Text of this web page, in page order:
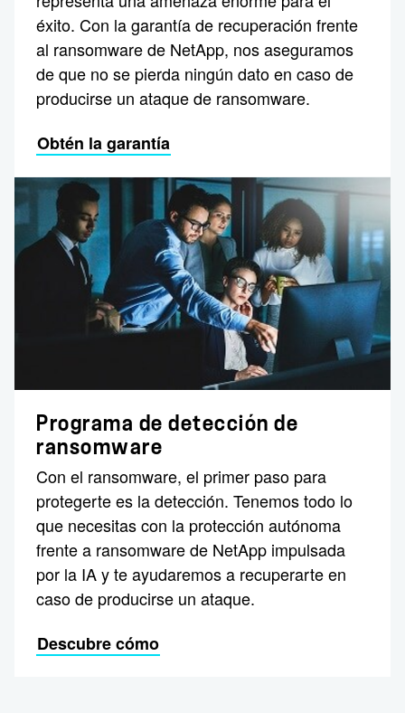
éxito. Con la garantía de recuperación frente
al ransomware de NetApp, nos aseguramos
de que no se pierda ningún dato en caso de
producirse un ataque de ransomware.
Obtén la garantía
Programa de detección de
ransomware
Con el ransomware, el primer paso para
protegerte es la detección. Tenemos todo lo
que necesitas con la protección autónoma
frente a ransomware de NetApp impulsada
por la IA y te ayudaremos a recuperarte en
caso de producirse un ataque.
Descubre cómo